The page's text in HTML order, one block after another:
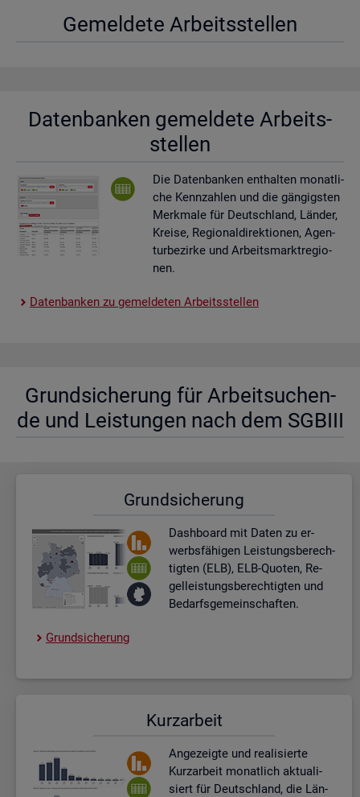
Ge­mel­de­te Ar­beits­stel­len
Da­ten­ban­ken ge­mel­de­te Ar­beits­
stel­len
Die Da­ten­ban­ken ent­hal­ten mo­nat­li­
che Kenn­zah­len und die gän­gigs­ten
Merk­ma­le für Deutsch­land, Län­der,
Krei­se, Re­gio­nal­di­rek­tio­nen, Agen­
tur­be­zir­ke und Ar­beits­markt­re­gio­
nen.
Da­ten­ban­ken zu ge­mel­de­ten Ar­beits­stel­len
Grund­si­che­rung für Ar­beit­su­chen­
de und Leis­tun­gen nach dem SGBIII
Grund­si­che­rung
Dash­board mit Daten zu er­
werbs­fä­hi­gen Leis­tungs­be­rech­
tig­ten (ELB), ELB-Quo­ten, Re­
gel­leis­tungs­be­rech­tig­ten und
Be­darfs­ge­mein­schaf­ten.
Grund­si­che­rung
Kurz­ar­beit
An­ge­zeig­te und rea­li­sier­te
Kurz­ar­beit mo­nat­lich ak­tua­li­
siert für Deutsch­land, die Län­